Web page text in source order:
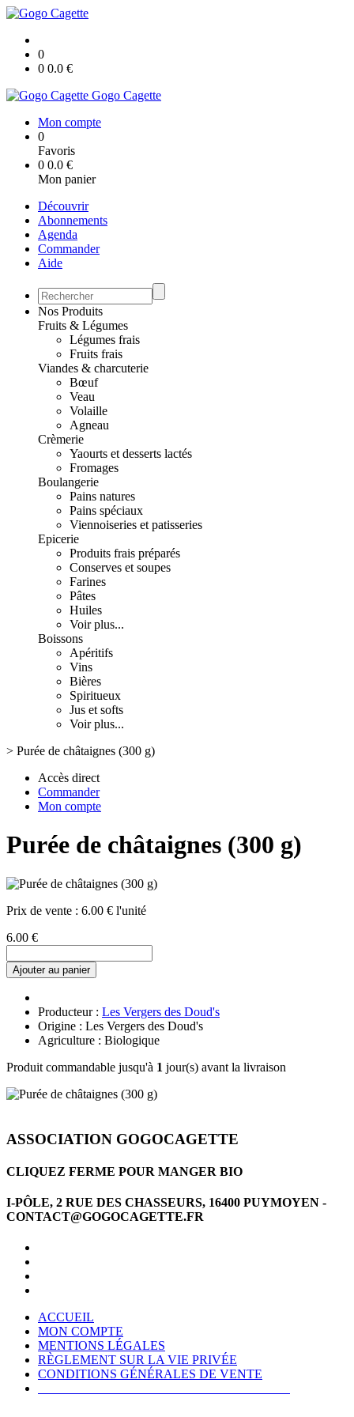
0
0 0.0 €
Gogo Cagette
Mon compte
0
Favoris
0 0.0 €
Mon panier
Découvrir
Abonnements
Agenda
Commander
Aide
Nos Produits
Fruits & Légumes
Légumes frais
Fruits frais
Viandes & charcuterie
Bœuf
Veau
Volaille
Agneau
Crèmerie
Yaourts et desserts lactés
Fromages
Boulangerie
Pains natures
Pains spéciaux
Viennoiseries et patisseries
Epicerie
Produits frais préparés
Conserves et soupes
Farines
Pâtes
Huiles
Voir plus...
Boissons
Apéritifs
Vins
Bières
Spiritueux
Jus et softs
Voir plus...
> Purée de châtaignes (300 g)
Accès direct
Commander
Mon compte
Purée de châtaignes (300 g)
Prix de vente : 6.00 € l'unité
6.00 €
Ajouter au panier
Producteur : Les Vergers des Doud's
Origine : Les Vergers des Doud's
Agriculture : Biologique
Produit commandable jusqu'à 1 jour(s) avant la livraison
ASSOCIATION GOGOCAGETTE
CLIQUEZ FERME POUR MANGER BIO
I-PÔLE, 2 RUE DES CHASSEURS, 16400 PUYMOYEN -
CONTACT@GOGOCAGETTE.FR
ACCUEIL
MON COMPTE
MENTIONS LÉGALES
RÈGLEMENT SUR LA VIE PRIVÉE
CONDITIONS GÉNÉRALES DE VENTE